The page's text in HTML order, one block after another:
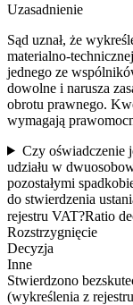
Uzasadnienie
Sąd uznał, że
materialno-
jednego ze
dowolne i narusza
obrotu prawnego.
wymagają
Czy oświadczenie
udziału w
pozostałymi
do stwierdzenia
rejestru VAT?Ratio
Rozstrzygnięcie
Decyzja
Inne
Stwierdzono
(wykreślenia z